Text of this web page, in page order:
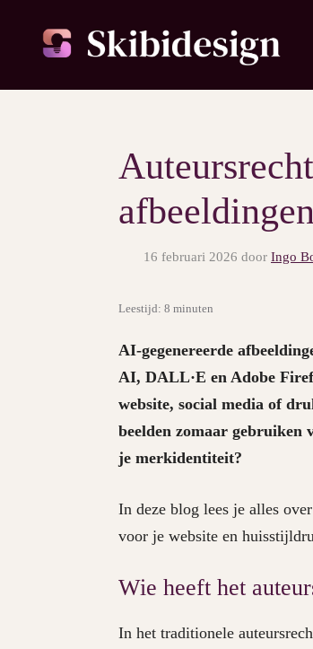
inhoud
16 februari 2026 door Ingo
Leestijd: 8 minuten
AI-gegenereerde
AI, DALL·E en Adobe
website, social media of
beelden zomaar gebruiken
je merkidentiteit?
In deze blog lees je alles
voor je website en
Wie heeft het
In het traditionele